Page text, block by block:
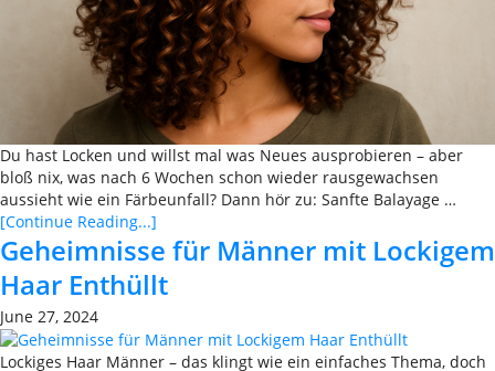
Du hast Locken und willst mal was Neues ausprobieren – aber
bloß nix, was nach 6 Wochen schon wieder rausgewachsen
aussieht wie ein Färbeunfall? Dann hör zu: Sanfte Balayage …
[Continue Reading...]
Geheimnisse für Männer mit Lockigem
Haar Enthüllt
June 27, 2024
Lockiges Haar Männer – das klingt wie ein einfaches Thema, doch